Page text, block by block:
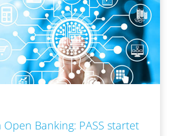
Banking‎: PASS startet